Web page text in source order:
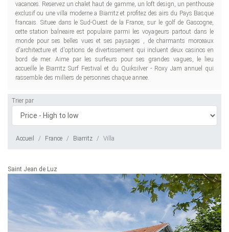
vacances. Reservez un chalet haut de gamme, un loft design, un penthouse
exclusif ou une villa moderne a Biarritz et profitez des airs du Pays Basque
francais. Situee dans le Sud-Ouest de la France, sur le golf de Gascogne,
cette station balneaire est populaire parmi les voyageurs partout dans le
monde pour ses belles vues et ses paysages , de charmants morceaux
d'architecture et d'options de divertissement qui incluent deux casinos en
bord de mer. Aime par les surfeurs pour ses grandes vagues, le lieu
accueille le Biarritz Surf Festival et du Quiksilver - Roxy Jam annuel qui
rassemble des milliers de personnes chaque annee.
Trier par
Accueil France Biarritz Villa
Saint Jean de Luz